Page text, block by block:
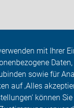
mit Ihrer
sowie für
auf ‚Alles
können